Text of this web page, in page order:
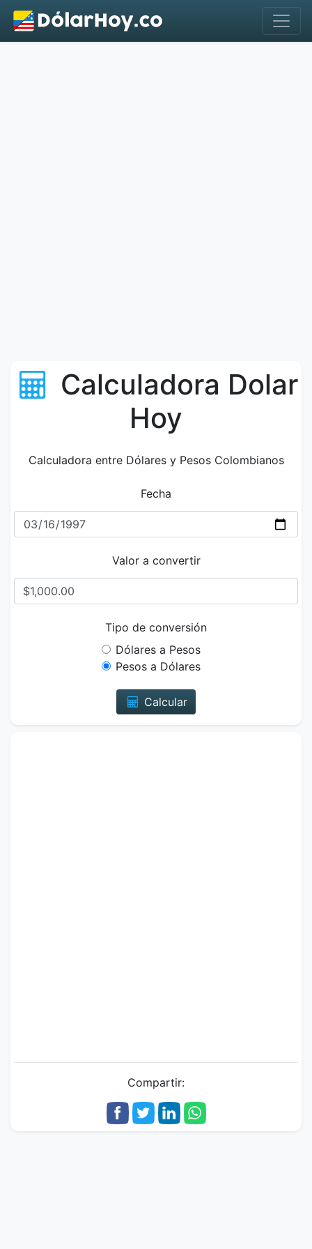
Calculadora Dolar
Hoy
Calculadora entre Dólares y Pesos Colombianos
Fecha
Valor a convertir
Tipo de conversión
Dólares a Pesos
Pesos a Dólares
Calcular
Compartir: